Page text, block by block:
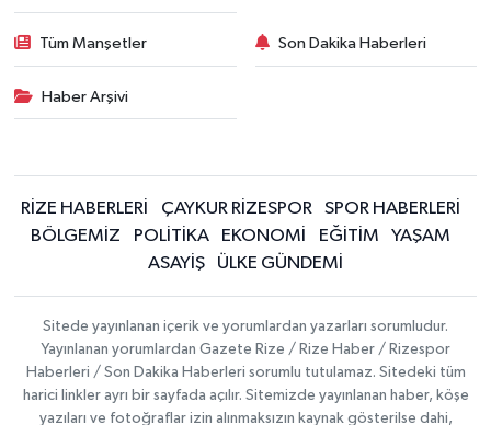
Tüm Manşetler Son Dakika Haberleri
Haber Arşivi
RİZE HABERLERİ ÇAYKUR RİZESPOR
SPOR HABERLERİ
BÖLGEMİZ
POLİTİKA EKONOMİ EĞİTİM
YAŞAM
ASAYİŞ
ÜLKE GÜNDEMİ
Sitede yayınlanan içerik ve yorumlardan yazarları sorumludur.
Yayınlanan yorumlardan Gazete Rize / Rize Haber / Rizespor
Haberleri / Son Dakika Haberleri sorumlu tutulamaz. Sitedeki tüm
harici linkler ayrı bir sayfada açılır. Sitemizde yayınlanan haber, köşe
yazıları ve fotoğraflar izin alınmaksızın kaynak gösterilse dahi,